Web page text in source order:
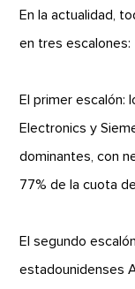
En la actualidad,
en tres escalones:
El primer escalón:
Electronics y
dominantes, con
77% de la cuota
El segundo
estadounidenses